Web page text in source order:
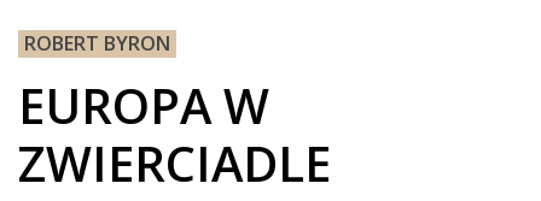
ROBERT BYRON
EUROPA W
ZWIERCIADLE